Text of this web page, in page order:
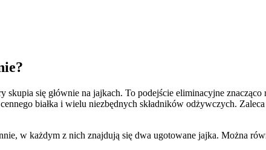
skupia się głównie na jajkach. To podejście eliminacyjne
białka i wielu niezbędnych składników odżywczych.
w każdym z nich znajdują się dwa ugotowane jajka. Można